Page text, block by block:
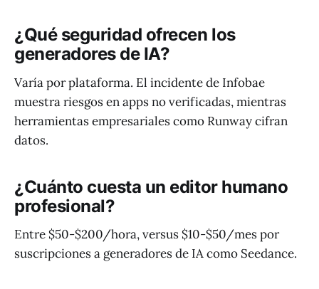
¿Qué seguridad ofrecen los
generadores de IA?
Varía por plataforma. El incidente de Infobae
muestra riesgos en apps no verificadas, mientras
herramientas empresariales como Runway cifran
datos.
¿Cuánto cuesta un editor humano
profesional?
Entre $50-$200/hora, versus $10-$50/mes por
suscripciones a generadores de IA como Seedance.